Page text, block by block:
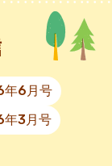
年6月号
3月号